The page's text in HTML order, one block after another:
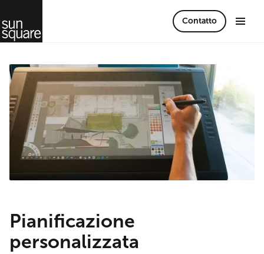
Contatto
Pianificazione
personalizzata